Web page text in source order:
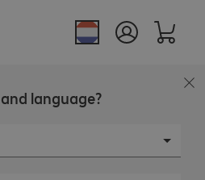
language?